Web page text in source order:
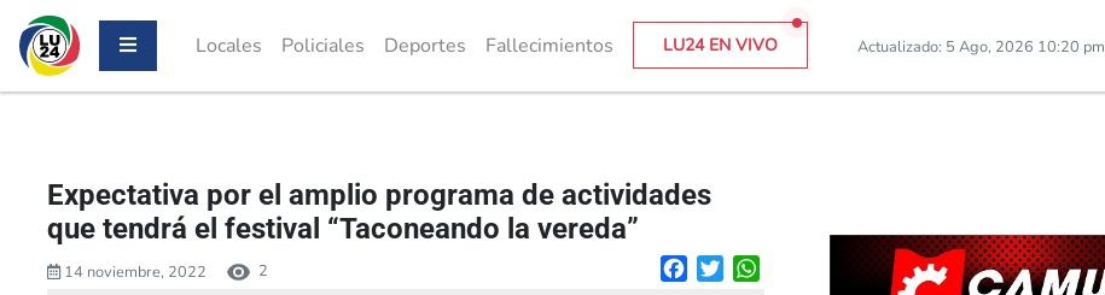
Locales Policiales Deportes Fallecimientos LU24 EN VIVO Actualizado: 5 Ago, 2026 10:20 pm
Expectativa por el amplio programa de actividades
que tendrá el festival “Taconeando la vereda”
14 noviembre, 2022 2 FacebookTwitter